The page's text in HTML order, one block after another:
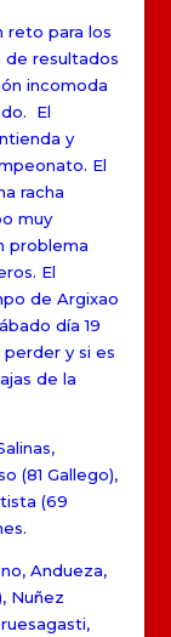
reto para los
de resultados
incomoda
El
y
El
racha
muy
problema
El
de Argixao
día 19
y si es
de la
(81 Gallego),
(69
Andueza,
Nuñez